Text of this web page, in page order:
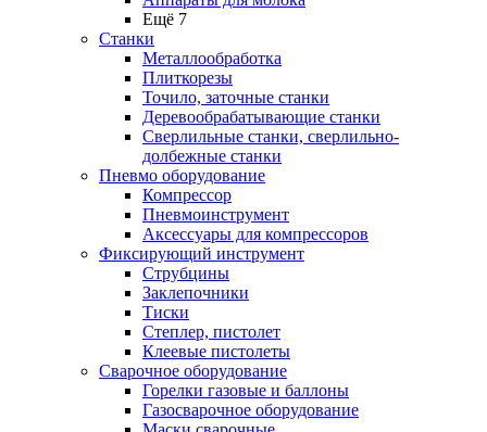
Ещё 7
Станки
Металлообработка
Плиткорезы
Точило, заточные станки
Деревообрабатывающие станки
Сверлильные станки, сверлильно-
долбежные станки
Пневмо оборудование
Компрессор
Пневмоинструмент
Аксессуары для компрессоров
Фиксирующий инструмент
Струбцины
Заклепочники
Тиски
Степлер, пистолет
Клеевые пистолеты
Сварочное оборудование
Горелки газовые и баллоны
Газосварочное оборудование